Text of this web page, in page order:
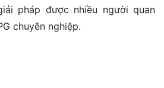
pháp được nhiều người quan
chuyên nghiệp.